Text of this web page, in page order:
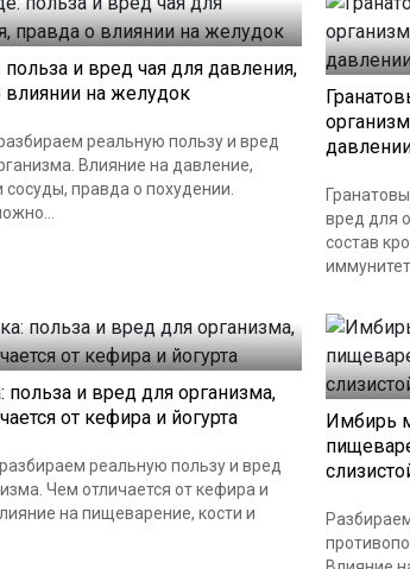
польза и вред чая для давления,
влиянии на желудок
реальную пользу и вред
Влияние на давление,
правда о похудении.
вред для
состав
польза и вред для организма,
от кефира и йогурта
реальную пользу и вред
Чем отличается от кефира и
на пищеварение, кости и
Имбирь